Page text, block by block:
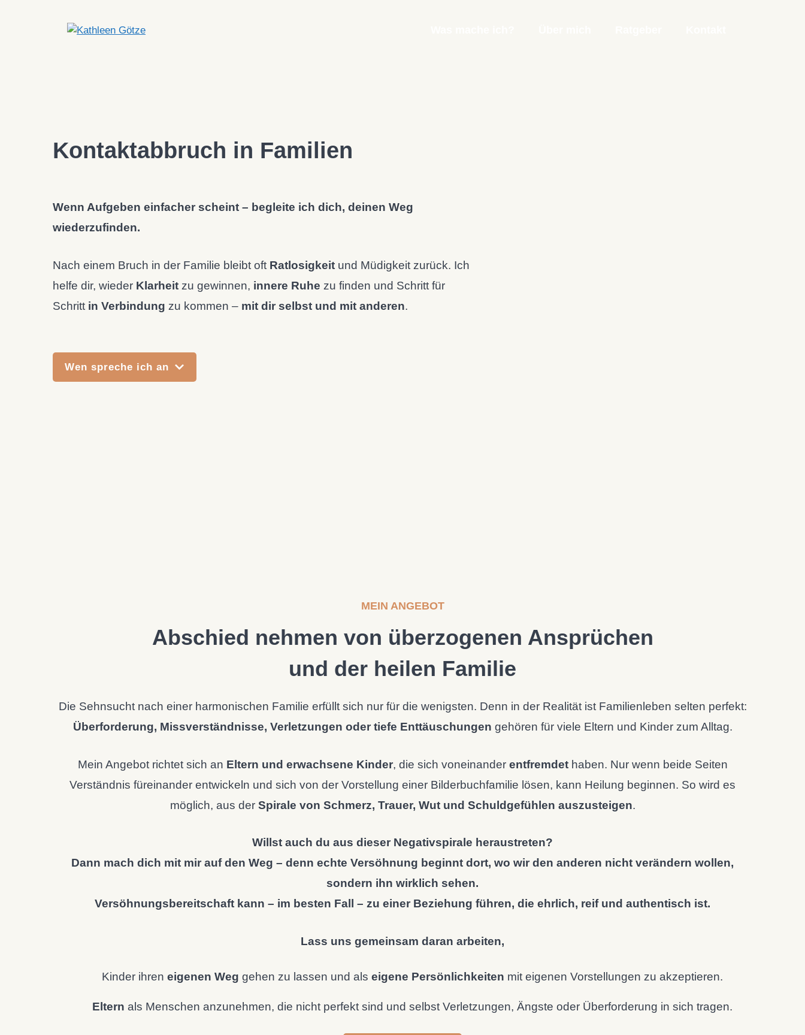
Kontaktabbruch in Familien
Wenn Aufgeben einfacher scheint – begleite ich dich, deinen Weg
wiederzufinden.
Nach einem Bruch in der Familie bleibt oft Ratlosigkeit und Müdigkeit zurück. Ich
helfe dir, wieder Klarheit zu gewinnen, innere Ruhe zu finden und Schritt für
Schritt in Verbindung zu kommen – mit dir selbst und mit anderen.
Wen spreche ich an
MEIN ANGEBOT
Abschied nehmen von überzogenen Ansprüchen
und der heilen Familie
Die Sehnsucht nach einer harmonischen Familie erfüllt sich nur für die wenigsten. Denn in der Realität ist Familienleben selten perfekt:
Überforderung, Missverständnisse, Verletzungen oder tiefe Enttäuschungen gehören für viele Eltern und Kinder zum Alltag.
Mein Angebot richtet sich an Eltern und erwachsene Kinder, die sich voneinander entfremdet haben. Nur wenn beide Seiten
Verständnis füreinander entwickeln und sich von der Vorstellung einer Bilderbuchfamilie lösen, kann Heilung beginnen. So wird es
möglich, aus der Spirale von Schmerz, Trauer, Wut und Schuldgefühlen auszusteigen.
Willst auch du aus dieser Negativspirale heraustreten?
Dann mach dich mit mir auf den Weg – denn echte Versöhnung beginnt dort, wo wir den anderen nicht verändern wollen,
sondern ihn wirklich sehen.
Versöhnungsbereitschaft kann – im besten Fall – zu einer Beziehung führen, die ehrlich, reif und authentisch ist.
Lass uns gemeinsam daran arbeiten,
Kinder ihren eigenen Weg gehen zu lassen und als eigene Persönlichkeiten mit eigenen Vorstellungen zu akzeptieren.
Eltern als Menschen anzunehmen, die nicht perfekt sind und selbst Verletzungen, Ängste oder Überforderung in sich tragen.